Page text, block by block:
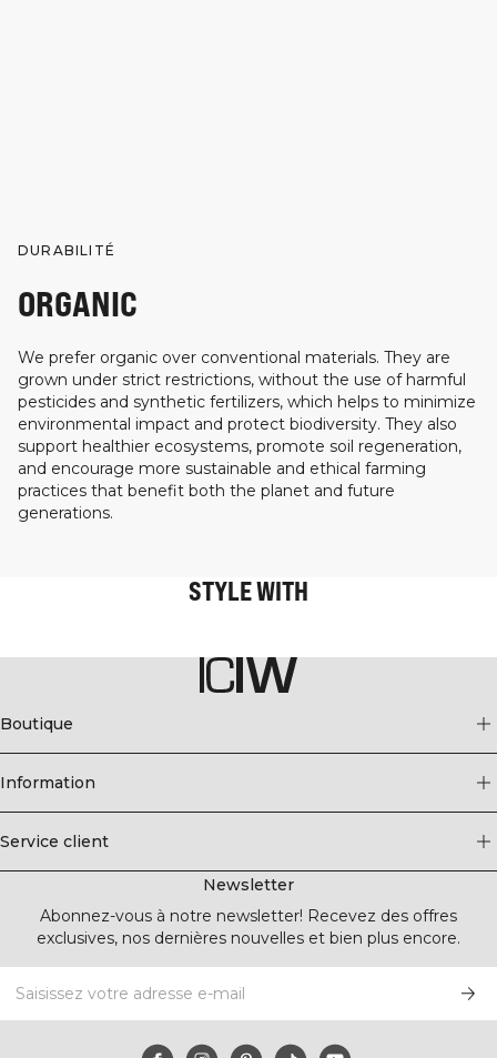
DURABILITÉ
ORGANIC
We prefer organic over conventional materials. They are
grown under strict restrictions, without the use of harmful
pesticides and synthetic fertilizers, which helps to minimize
environmental impact and protect biodiversity. They also
support healthier ecosystems, promote soil regeneration,
and encourage more sustainable and ethical farming
practices that benefit both the planet and future
generations.
STYLE WITH
Boutique
Information
Service client
Newsletter
Abonnez-vous à notre newsletter! Recevez des offres
exclusives, nos dernières nouvelles et bien plus encore.